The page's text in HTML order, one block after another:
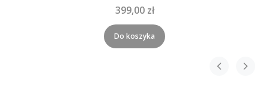
399,00 zł
Do koszyka